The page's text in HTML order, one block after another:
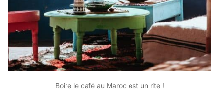
Boire le café au Maroc est un rite !